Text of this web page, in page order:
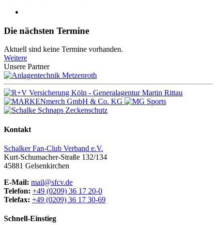
Die nächsten Termine
Aktuell sind keine Termine vorhanden.
Weitere
Unsere Partner
Kontakt
Schalker Fan-Club Verband e.V.
Kurt-Schumacher-Straße 132/134
45881 Gelsenkirchen
E-Mail: mail@sfcv.de
Telefon: +49 (0209) 36 17 20-0
Telefax: +49 (0209) 36 17 30-69
Schnell-Einstieg